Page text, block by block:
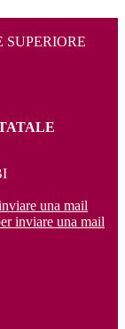
una mail
inviare una mail